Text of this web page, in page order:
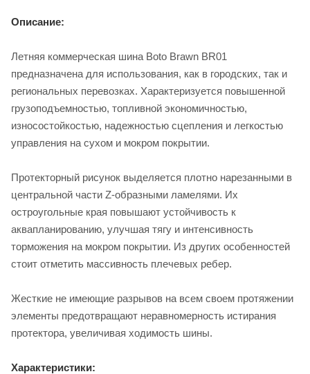
Описание:
Летняя коммерческая шина Boto Brawn BR01
предназначена для использования, как в городских, так и
региональных перевозках. Характеризуется повышенной
грузоподъемностью, топливной экономичностью,
износостойкостью, надежностью сцепления и легкостью
управления на сухом и мокром покрытии.
Протекторный рисунок выделяется плотно нарезанными в
центральной части Z-образными ламелями. Их
остроугольные края повышают устойчивость к
аквапланированию, улучшая тягу и интенсивность
торможения на мокром покрытии. Из других особенностей
стоит отметить массивность плечевых ребер.
Жесткие не имеющие разрывов на всем своем протяжении
элементы предотвращают неравномерность истирания
протектора, увеличивая ходимость шины.
Характеристики: